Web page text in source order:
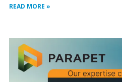
READ MORE »